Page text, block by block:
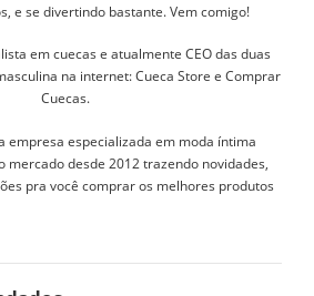
e se divertindo bastante. Vem comigo!
em cuecas e atualmente CEO das duas
na internet: Cueca Store e Comprar
Cuecas.
empresa especializada em moda íntima
mercado desde 2012 trazendo novidades,
pra você comprar os melhores produtos